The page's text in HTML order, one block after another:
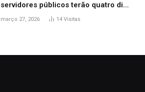
servidores públicos terão quatro dias
de folga na Semana Santa
março 27, 2026 14 Visitas